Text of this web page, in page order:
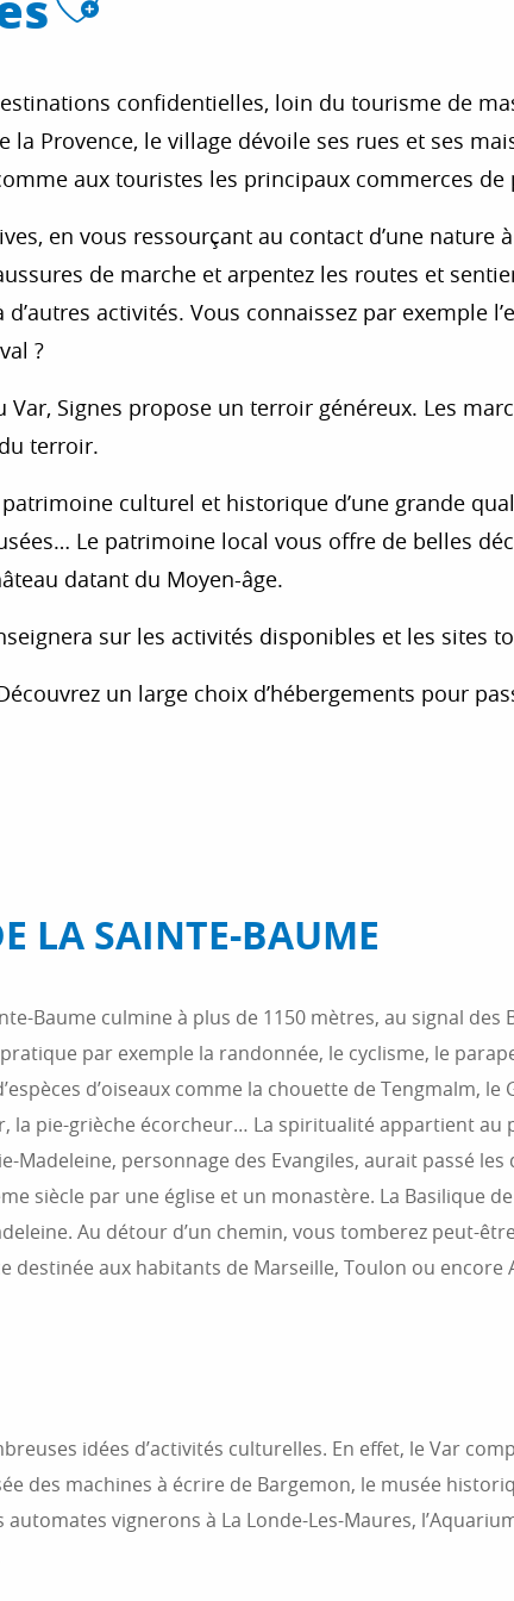
confidentielles, loin du tourisme de
Provence, le village dévoile ses rues et ses
aux touristes les principaux commerces
en vous ressourçant au contact d’une nature
de marche et arpentez les routes et
activités. Vous connaissez par exemple
?
Signes propose un terroir généreux. Les
terroir.
culturel et historique d’une grande
Le patrimoine local vous offre de belles
datant du Moyen-âge.
sur les activités disponibles et les sites
un large choix d’hébergements pour
LA SAINTE-BAUME
Baume culmine à plus de 1150 mètres, au signal
par exemple la randonnée, le cyclisme, le
d’oiseaux comme la chouette de Tengmalm, le
la pie-grièche écorcheur… La spiritualité appartient
personnage des Evangiles, aurait passé
siècle par une église et un monastère. La Basilique
Au détour d’un chemin, vous tomberez peut-
destinée aux habitants de Marseille, Toulon ou encore
idées d’activités culturelles. En effet, le Var
des machines à écrire de Bargemon, le musée
vignerons à La Londe-Les-Maures,